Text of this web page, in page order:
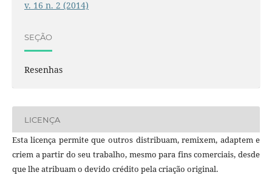
v. 16 n. 2 (2014)
SEÇÃO
Resenhas
LICENÇA
Esta licença permite que outros distribuam, remixem, adaptem e
criem a partir do seu trabalho, mesmo para fins comerciais, desde
que lhe atribuam o devido crédito pela criação original.